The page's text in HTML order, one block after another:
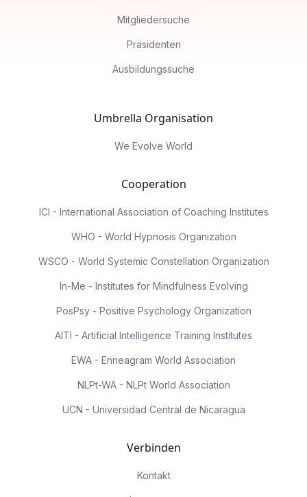
Mitgliedersuche
Präsidenten
Ausbildungssuche
Umbrella Organisation
We Evolve World
Cooperation
ICI - International Association of Coaching Institutes
WHO - World Hypnosis Organization
WSCO - World Systemic Constellation Organization
In-Me - Institutes for Mindfulness Evolving
PosPsy - Positive Psychology Organization
AITI - Artificial Intelligence Training Institutes
EWA - Enneagram World Association
NLPt-WA - NLPt World Association
UCN - Universidad Central de Nicaragua
Verbinden
Kontakt